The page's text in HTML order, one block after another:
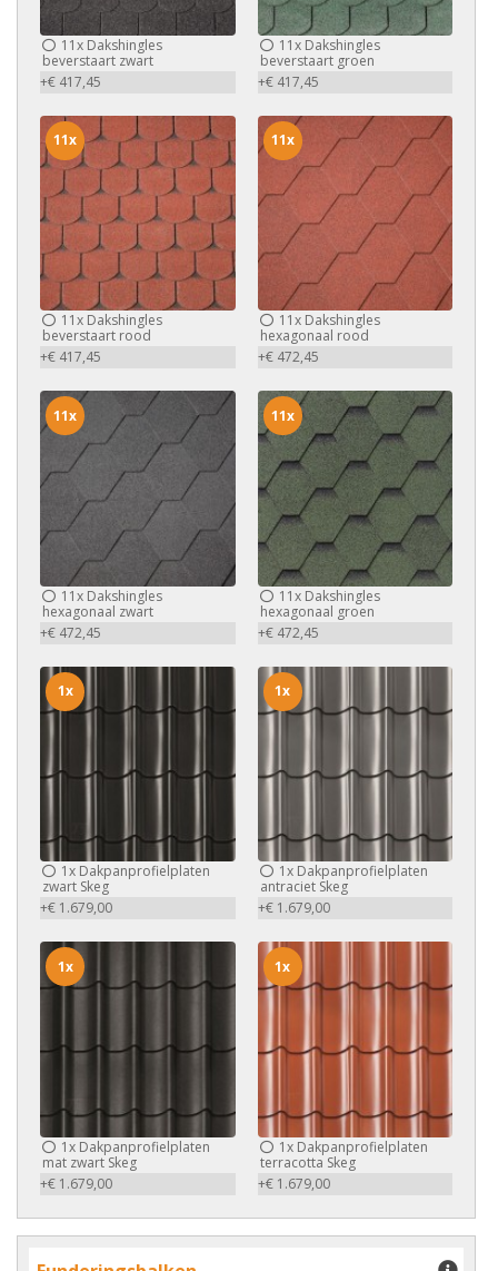
11x Dakshingles
beverstaart zwart
+€ 417,45
11xDakshingles
beverstaart groen
+€ 417,45
11x Dakshingles
beverstaart rood
+€ 417,45
11x
11xDakshingles
hexagonaal rood
+€ 472,45
11x
11x Dakshingles
hexagonaal zwart
+€ 472,45
11x
11xDakshingles
hexagonaal groen
+€ 472,45
11x
1x Dakpanprofielplaten
zwart Skeg
+€ 1.679,00
1x
1xDakpanprofielplaten
antraciet Skeg
+€ 1.679,00
1x
1x Dakpanprofielplaten
mat zwart Skeg
+€ 1.679,00
1x
1xDakpanprofielplaten
terracotta Skeg
+€ 1.679,00
1x